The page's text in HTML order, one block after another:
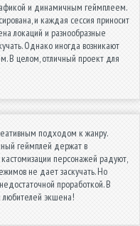
и динамичным геймплеем.
и каждая сессия приносит
локаций и разнообразные
Однако иногда возникают
В целом, отличный проект для
подходом к жанру.
геймплей держат в
персонажей радуют,
не дает заскучать. Но
проработкой. В
любителей экшена!